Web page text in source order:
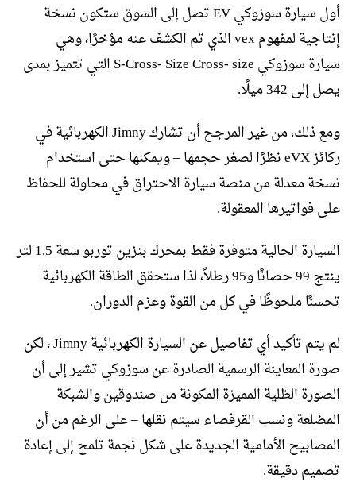
أول سيارة سوزوكي EV تصل إلى السوق ستكون نسخة
إنتاجية لمفهوم vex الذي تم الكشف عنه مؤخرًا، وهي
سيارة سوزوكي S-Cross- Size Cross- size التي تتميز بمدى
يصل إلى 342 ميلًا.
ومع ذلك، من غير المرجح أن تشارك Jimny الكهربائية في
ركائز eVX نظرًا لصغر حجمها – ويمكنها حتى استخدام
نسخة معدلة من منصة سيارة الاحتراق في محاولة للحفاظ
على فواتيرها المعقولة.
السيارة الحالية متوفرة فقط بمحرك بنزين توربو سعة 1.5 لتر
ينتج 99 حصانًا و95 رطلاً، لذا ستحقق الطاقة الكهربائية
تحسنًا ملحوظًا في كل من القوة وعزم الدوران.
لم يتم تأكيد أي تفاصيل عن السيارة الكهربائية Jimny ، لكن
صورة المعاينة الرسمية الصادرة عن سوزوكي تشير إلى أن
الصورة الظلية المميزة المكونة من صندوقين والشبكة
المضلعة ونسب القرفصاء سيتم نقلها – على الرغم من أن
المصابيح الأمامية الجديدة على شكل نجمة تلمح إلى إعادة
تصميم دقيقة.